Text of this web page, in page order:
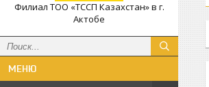
Филиал ТОО «ТССП Казахстан» в г.
Актобе